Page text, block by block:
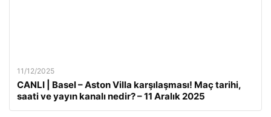
11/12/2025
CANLI | Basel – Aston Villa karşılaşması! Maç tarihi,
saati ve yayın kanalı nedir? – 11 Aralık 2025